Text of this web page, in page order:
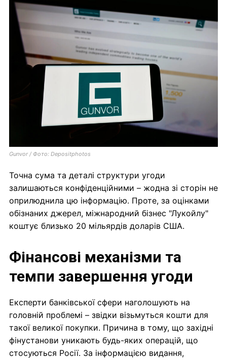
Gunvor / Фото: Depositphotos
Точна сума та деталі структури угоди
залишаються конфіденційними – жодна зі сторін не
оприлюднила цю інформацію. Проте, за оцінками
обізнаних джерел, міжнародний бізнес "Лукойлу"
коштує близько 20 мільярдів доларів США.
Фінансові механізми та
темпи завершення угоди
Експерти банківської сфери наголошують на
головній проблемі – звідки візьмуться кошти для
такої великої покупки. Причина в тому, що західні
фінустанови уникають будь-яких операцій, що
стосуються Росії. За інформацією видання,